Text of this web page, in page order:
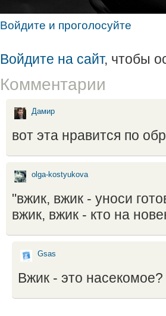
Войдите и проголосуйте
Войдите на сайт, чтобы
Комментарии
Дамир
вот эта нравится по
olga-kostyukova
"вжик, вжик - уноси
вжик, вжик - кто на
Gsas
Вжик - это насекомое?